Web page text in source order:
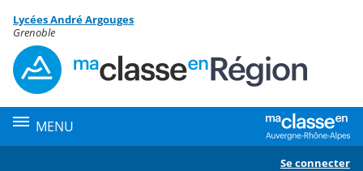
Menu de la rubrique
Contenu
Lycées André Argouges
Grenoble
MENU
Se connecter